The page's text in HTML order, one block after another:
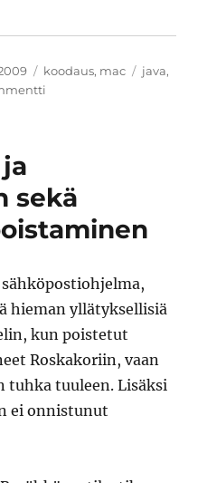
Kategoriat
koodaus, mac Avainsanat
java,
JAR-
paketin
leipominen
sekä
hieman yllätyksellisiä
kun poistetut
Roskakoriin, vaan
tuhka tuuleen. Lisäksi
ei onnistunut